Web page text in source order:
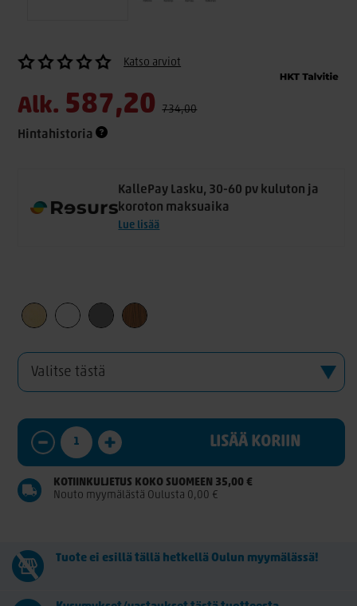
Katso arviot
Alk. 587,20 734,00
Hintahistoria
KallePay Lasku, 30-60 pv kuluton ja
koroton maksuaika
Lue lisää
LISÄÄ KORIIN
KOTIINKULJETUS KOKO SUOMEEN 35,00 €
Nouto myymälästä Oulusta 0,00 €
Tuote ei esillä tällä hetkellä Oulun myymälässä!